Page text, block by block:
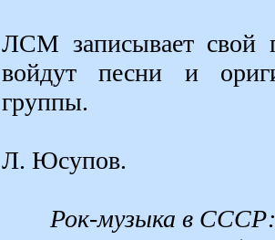
ЛСМ записывает свой
войдут песни и
группы.
Л. Юсупов.
Рок-музыка в СССР: